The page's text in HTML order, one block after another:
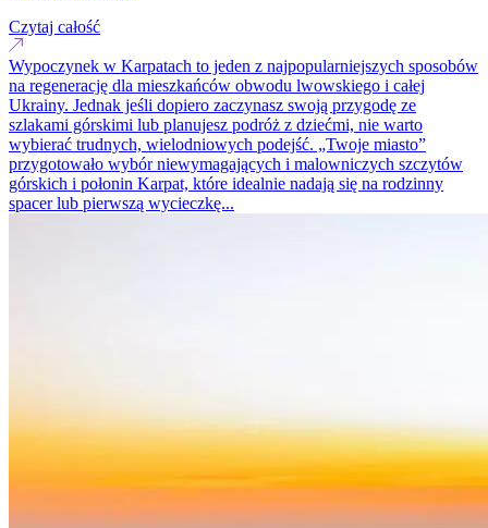
Czytaj całość
Wypoczynek w Karpatach to jeden z najpopularniejszych sposobów
na regenerację dla mieszkańców obwodu lwowskiego i całej
Ukrainy. Jednak jeśli dopiero zaczynasz swoją przygodę ze
szlakami górskimi lub planujesz podróż z dziećmi, nie warto
wybierać trudnych, wielodniowych podejść. „Twoje miasto”
przygotowało wybór niewymagających i malowniczych szczytów
górskich i połonin Karpat, które idealnie nadają się na rodzinny
spacer lub pierwszą wycieczkę...